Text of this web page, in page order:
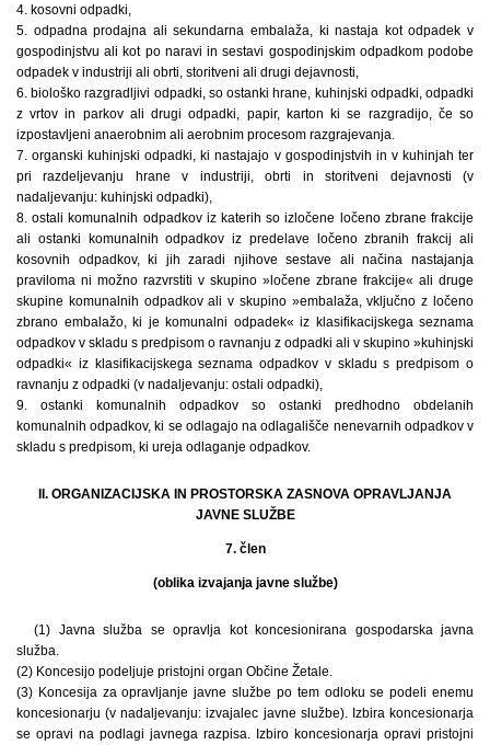
4. kosovni odpadki,
5. odpadna prodajna ali sekundarna embalaža, ki nastaja kot odpadek v
gospodinjstvu ali kot po naravi in sestavi gospodinjskim odpadkom podobe
odpadek v industriji ali obrti, storitveni ali drugi dejavnosti,
6. biološko razgradljivi odpadki, so ostanki hrane, kuhinjski odpadki, odpadki
z vrtov in parkov ali drugi odpadki, papir, karton ki se razgradijo, če so
izpostavljeni anaerobnim ali aerobnim procesom razgrajevanja.
7. organski kuhinjski odpadki, ki nastajajo v gospodinjstvih in v kuhinjah ter
pri razdeljevanju hrane v industriji, obrti in storitveni dejavnosti (v
nadaljevanju: kuhinjski odpadki),
8. ostali komunalnih odpadkov iz katerih so izločene ločeno zbrane frakcije
ali ostanki komunalnih odpadkov iz predelave ločeno zbranih frakcij ali
kosovnih odpadkov, ki jih zaradi njihove sestave ali načina nastajanja
praviloma ni možno razvrstiti v skupino »ločene zbrane frakcije« ali druge
skupine komunalnih odpadkov ali v skupino »embalaža, vključno z ločeno
zbrano embalažo, ki je komunalni odpadek« iz klasifikacijskega seznama
odpadkov v skladu s predpisom o ravnanju z odpadki ali v skupino »kuhinjski
odpadki« iz klasifikacijskega seznama odpadkov v skladu s predpisom o
ravnanju z odpadki (v nadaljevanju: ostali odpadki),
9. ostanki komunalnih odpadkov so ostanki predhodno obdelanih
komunalnih odpadkov, ki se odlagajo na odlagališče nenevarnih odpadkov v
skladu s predpisom, ki ureja odlaganje odpadkov.
II. ORGANIZACIJSKA IN PROSTORSKA ZASNOVA OPRAVLJANJA
JAVNE SLUŽBE
7. člen
(oblika izvajanja javne službe)
(1) Javna služba se opravlja kot koncesionirana gospodarska javna
služba.
(2) Koncesijo podeljuje pristojni organ Občine Žetale.
(3) Koncesija za opravljanje javne službe po tem odloku se podeli enemu
koncesionarju (v nadaljevanju: izvajalec javne službe). Izbira koncesionarja
se opravi na podlagi javnega razpisa. Izbiro koncesionarja opravi pristojni